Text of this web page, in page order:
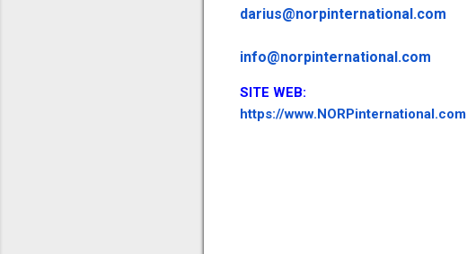
darius@norpinternational.com
info@norpinternational.com
SITE WEB:
https://www.NORPinternational.com